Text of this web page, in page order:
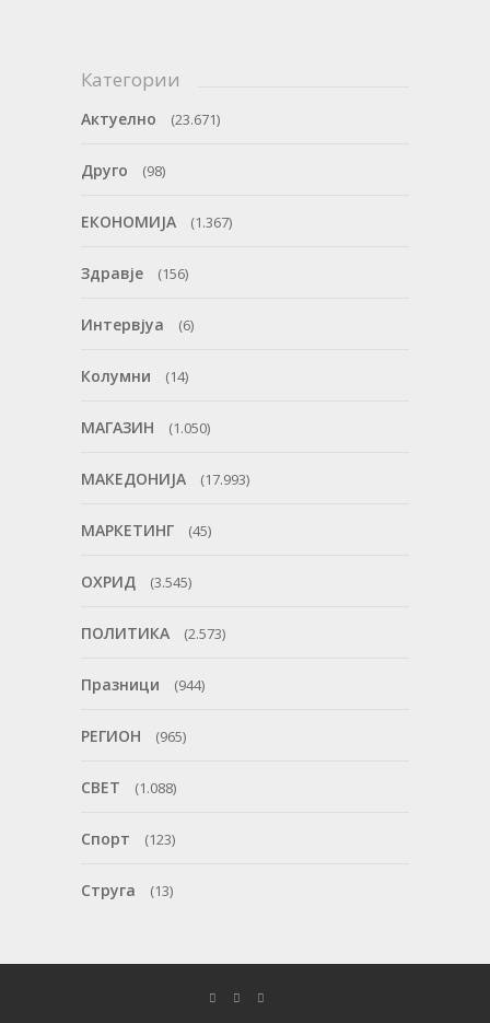
Категории
Актуелно (23.671)
Друго (98)
ЕКОНОМИЈА (1.367)
Здравје (156)
Интервјуа (6)
Колумни (14)
МАГАЗИН (1.050)
МАКЕДОНИЈА (17.993)
МАРКЕТИНГ (45)
ОХРИД (3.545)
ПОЛИТИКА (2.573)
Празници (944)
РЕГИОН (965)
СВЕТ (1.088)
Спорт (123)
Струга (13)